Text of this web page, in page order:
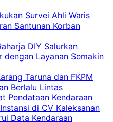
Survei Ahli Waris
Santunan Korban
DIY Salurkan
dengan Layanan Semakin
Taruna dan FKPM
Berlalu Lintas
Pendataan Kendaraan
di CV Kaleksanan
Data Kendaraan